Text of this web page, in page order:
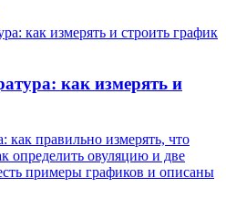
как измерять и
как правильно измерять, что
определить овуляцию и две
примеры графиков и описаны